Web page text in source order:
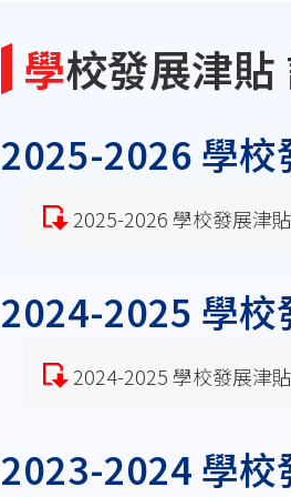
學校發展津
2025-2026 學校
2025-2026 學校發展津
2024-2025 學校
2024-2025 學校發展津
2023-2024 學校